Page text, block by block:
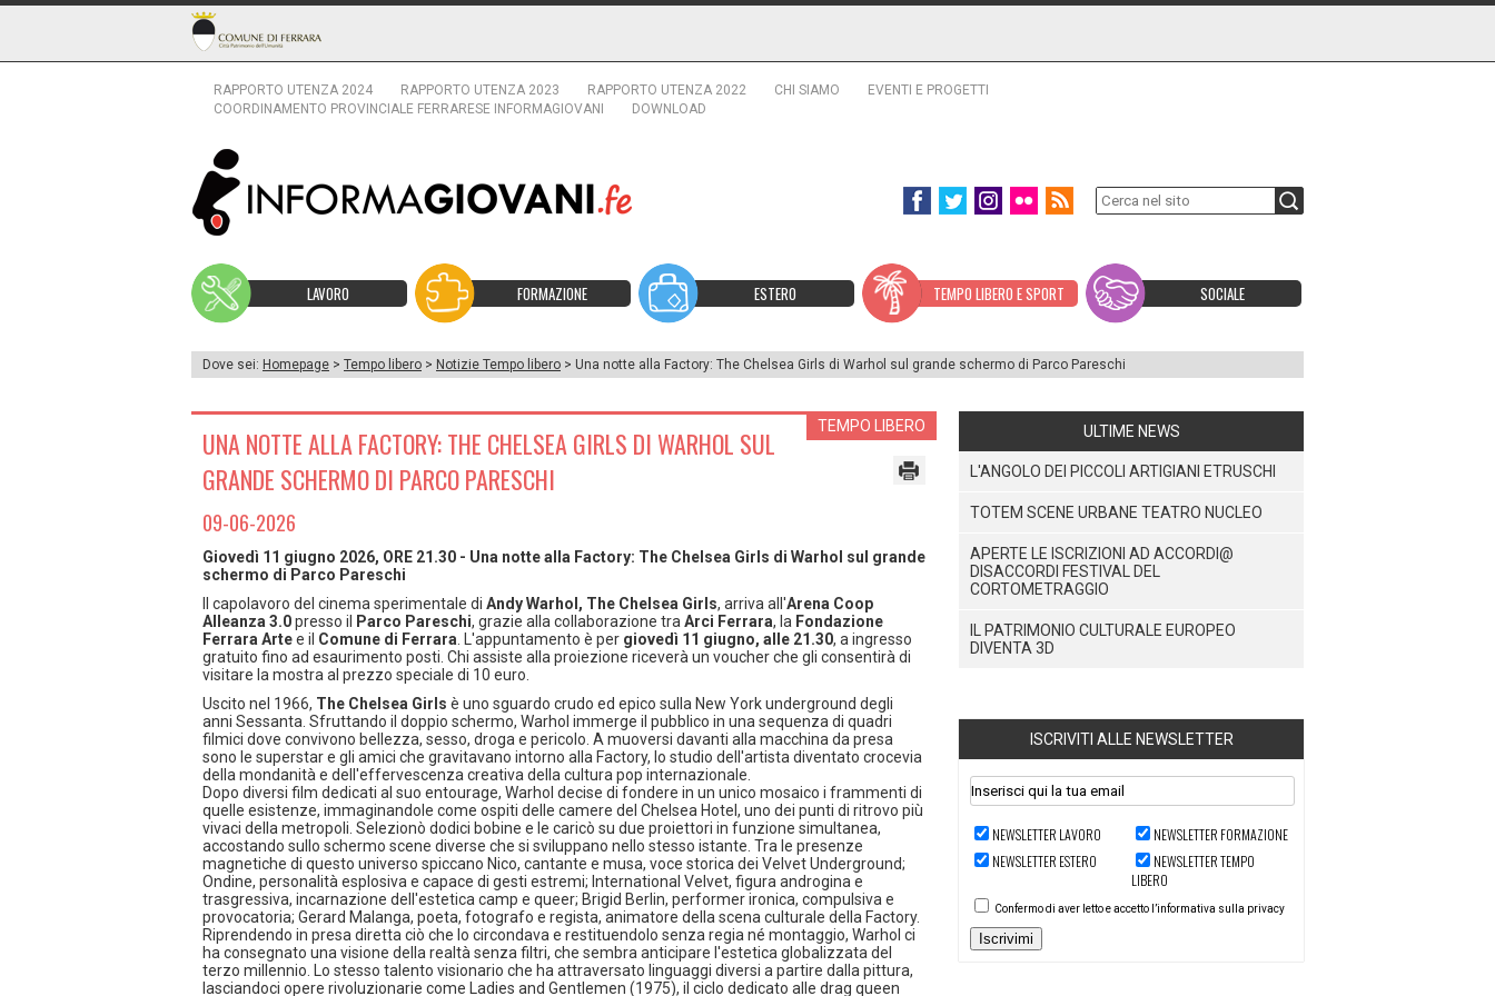
RAPPORTO UTENZA 2024 RAPPORTO UTENZA 2023 RAPPORTO UTENZA 2022 CHI SIAMO
EVENTI E PROGETTI
COORDINAMENTO PROVINCIALE FERRARESE INFORMAGIOVANI
DOWNLOAD
LAVORO FORMAZIONE ESTERO TEMPO LIBERO E SPORT SOCIALE
Dove sei: Homepage > Tempo libero > Notizie Tempo libero > Una notte alla Factory: The Chelsea Girls di Warhol sul grande schermo di Parco Pareschi
TEMPO LIBERO
UNA NOTTE ALLA FACTORY: THE CHELSEA GIRLS DI WARHOL SUL
GRANDE SCHERMO DI PARCO PARESCHI
09-06-2026
Giovedì 11 giugno 2026, ORE 21.30 - Una notte alla Factory: The Chelsea Girls di Warhol sul grande
schermo di Parco Pareschi
Il capolavoro del cinema sperimentale di Andy Warhol, The Chelsea Girls, arriva all'Arena Coop
Alleanza 3.0presso il Parco Pareschi, grazie alla collaborazione tra Arci Ferrara, la Fondazione
Ferrara Artee il Comune di Ferrara . L'appuntamento è per giovedì 11 giugno, alle 21.30, a ingresso
gratuito fino ad esaurimento posti. Chi assiste alla proiezione riceverà un voucher che gli consentirà di
visitare la mostra al prezzo speciale di 10 euro.
Uscito nel 1966, The Chelsea Girls è uno sguardo crudo ed epico sulla New York underground degli
anni Sessanta. Sfruttando il doppio schermo, Warhol immerge il pubblico in una sequenza di quadri
filmici dove convivono bellezza, sesso, droga e pericolo. A muoversi davanti alla macchina da presa
sono le superstar e gli amici che gravitavano intorno alla Factory, lo studio dell'artista diventato crocevia
della mondanità e dell'effervescenza creativa della cultura pop internazionale.
Dopo diversi film dedicati al suo entourage, Warhol decise di fondere in un unico mosaico i frammenti di
quelle esistenze, immaginandole come ospiti delle camere del Chelsea Hotel, uno dei punti di ritrovo più
vivaci della metropoli. Selezionò dodici bobine e le caricò su due proiettori in funzione simultanea,
accostando sullo schermo scene diverse che si sviluppano nello stesso istante. Tra le presenze
magnetiche di questo universo spiccano Nico, cantante e musa, voce storica dei Velvet Underground;
Ondine, personalità esplosiva e capace di gesti estremi; International Velvet, figura androgina e
trasgressiva, incarnazione dell'estetica camp e queer; Brigid Berlin, performer ironica, compulsiva e
provocatoria; Gerard Malanga, poeta, fotografo e regista, animatore della scena culturale della Factory.
Riprendendo in presa diretta ciò che lo circondava e restituendolo senza regia né montaggio, Warhol ci
ha consegnato una visione della realtà senza filtri, che sembra anticipare l'estetica globalizzata del
terzo millennio. Lo stesso talento visionario che ha attraversato linguaggi diversi a partire dalla pittura,
lasciandoci opere rivoluzionarie come Ladies and Gentlemen (1975), il ciclo dedicato alle drag queen
ULTIME NEWS
L'ANGOLO DEI PICCOLI ARTIGIANI ETRUSCHI
TOTEM SCENE URBANE TEATRO NUCLEO
APERTE LE ISCRIZIONI AD ACCORDI@
DISACCORDI FESTIVAL DEL
CORTOMETRAGGIO
IL PATRIMONIO CULTURALE EUROPEO
DIVENTA 3D
ISCRIVITI ALLE NEWSLETTER
NEWSLETTER LAVORO
NEWSLETTER FORMAZIONE
NEWSLETTER ESTERO
NEWSLETTER TEMPO
LIBERO
Confermo di aver letto e accetto l’informativa sulla privacy
Iscrivimi